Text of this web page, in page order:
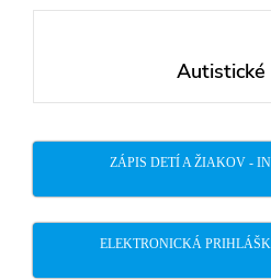
post:
ZÁPIS DETÍ A ŽIAKOV -
ELEKTRONICKÁ